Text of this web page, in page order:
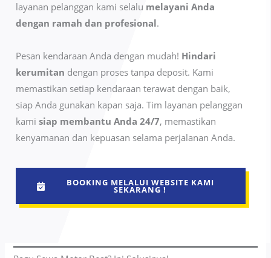
layanan pelanggan kami selalu melayani Anda
dengan ramah dan profesional.
Pesan kendaraan Anda dengan mudah! Hindari
kerumitan dengan proses tanpa deposit. Kami
memastikan setiap kendaraan terawat dengan baik,
siap Anda gunakan kapan saja. Tim layanan pelanggan
kamisiap membantu Anda 24/7, memastikan
kenyamanan dan kepuasan selama perjalanan Anda.
BOOKING MELALUI WEBSITE KAMI
SEKARANG !